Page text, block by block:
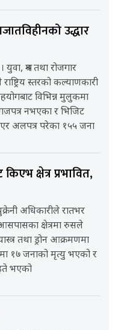
उद्धार
युवा, श्रम तथा रोजगार
स्तरको कल्याणकारी
विभिन्न मुलुकमा
नभएका र भिजिट
अलपत्र परेका १५५ जना
क्षेत्र प्रभावित,
अधिकारीले रातभर
क्षेत्रमा रुसले
तथा ड्रोन आक्रमणमा
१७ जनाको मृत्यु भएको र
भएको